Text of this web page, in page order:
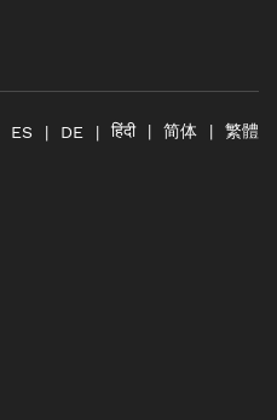
ES DE हिंदी 简体 繁體